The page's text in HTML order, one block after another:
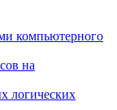
компьютерного
на
логических